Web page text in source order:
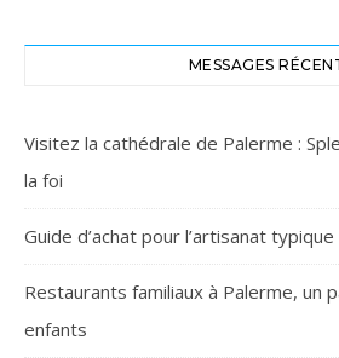
MESSAGES
Visitez la cathédrale de Palerme :
la foi
Guide d’achat pour l’artisanat
Restaurants familiaux à Palerme, un
enfants